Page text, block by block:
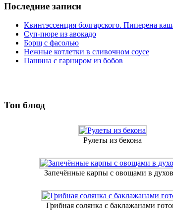
Последние записи
Квинтэссенция болгарского. Пиперена
Суп-пюре из авокадо
Борщ с фасолью
Нежные котлетки в сливочном соусе
Пашина с гарниром из бобов
Топ блюд
Рулеты из бекона
Запечённые карпы с овощами в
Грибная солянка с баклажанами